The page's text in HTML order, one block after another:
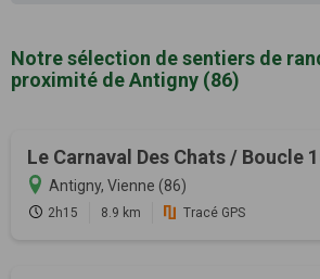
Notre sélection de sentiers de
proximité de Antigny (86)
Le Carnaval Des Chats / Boucle
Antigny, Vienne (86)
2h15 8.9 km Tracé GPS